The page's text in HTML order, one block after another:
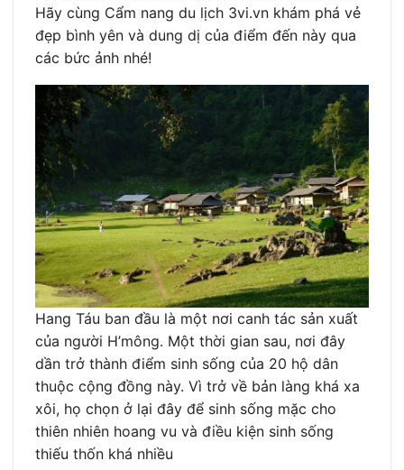
Hãy cùng Cẩm nang du lịch 3vi.vn khám phá vẻ
đẹp bình yên và dung dị của điểm đến này qua
các bức ảnh nhé!
Hang Táu ban đầu là một nơi canh tác sản xuất
của người H’mông. Một thời gian sau, nơi đây
dần trở thành điểm sinh sống của 20 hộ dân
thuộc cộng đồng này. Vì trở về bản làng khá xa
xôi, họ chọn ở lại đây để sinh sống mặc cho
thiên nhiên hoang vu và điều kiện sinh sống
thiếu thốn khá nhiều